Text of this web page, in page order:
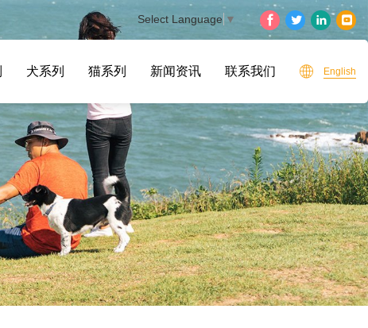
Select Language ▼
English
犬系列 猫系列 新闻资讯 联系我们